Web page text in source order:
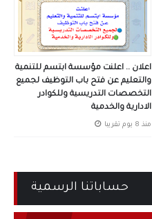
اعلان .. اعلنت مؤسسة ابتسم للتنمية
والتعليم عن فتح باب التوظيف لجميع
التخصصات التدريسية وللكوادر
الادارية والخدمية
منذ 8 يوم تقريبا
حساباتنا الرسمية